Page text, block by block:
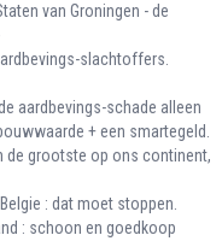
van Groningen - de
slachtoffers.
aardbevings-schade alleen
+ een smartegeld.
de grootste op ons continent,
: dat moet stoppen.
: schoon en goedkoop